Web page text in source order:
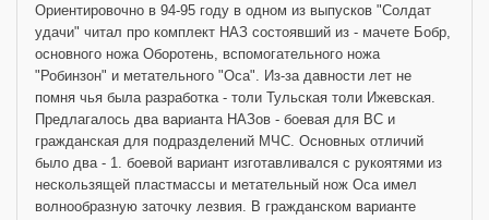
Ориентировочно в 94-95 году в одном из выпусков "Солдат
удачи" читал про комплект НАЗ состоявший из - мачете Бобр,
основного ножа Оборотень, вспомогательного ножа
"Робинзон" и метательного "Оса". Из-за давности лет не
помня чья была разработка - толи Тульская толи Ижевская.
Предлагалось два варианта НАЗов - боевая для ВС и
гражданская для подразделений МЧС. Основных отличий
было два - 1. боевой вариант изготавливался с рукоятями из
нескользящей пластмассы и метательный нож Оса имел
волнообразную заточку лезвия. В гражданском варианте